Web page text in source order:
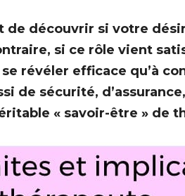
de découvrir si votre
si ce rôle vient
révéler efficace qu’à
de sécurité,
« savoir-être » de